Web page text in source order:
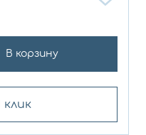
В корзину
клик